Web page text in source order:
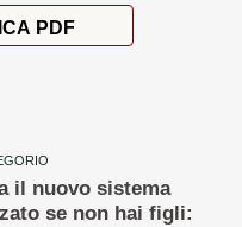
PDF
il nuovo sistema
se non hai figli: